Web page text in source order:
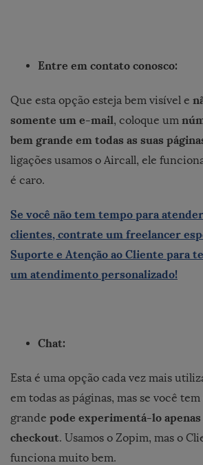
Entre em contato conosco:
Que esta opção esteja bem visível e
somente um e-mail, coloque um
bem grande em todas as suas
ligações usamos o Aircall, ele
é caro.
Se você não tem tempo para
clientes, contrate um freelancer
Suporte e Atenção ao Cliente para
um atendimento personalizado!
Chat:
Esta é uma opção cada vez mais
em todas as páginas, mas se você
grande pode experimentá-lo apenas
checkout. Usamos o Zopim, mas o
funciona muito bem.